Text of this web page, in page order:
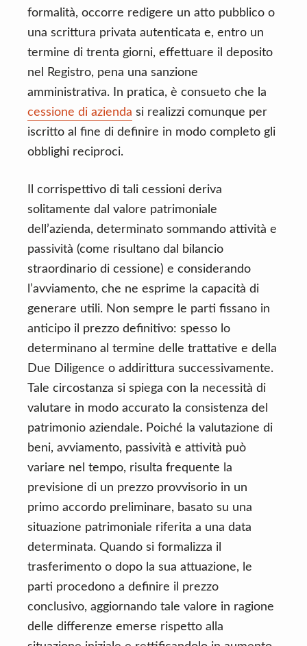
formalità, occorre redigere un atto pubblico o
una scrittura privata autenticata e, entro un
termine di trenta giorni, effettuare il deposito
nel Registro, pena una sanzione
amministrativa. In pratica, è consueto che la
cessione di azienda si realizzi comunque per
iscritto al fine di definire in modo completo gli
obblighi reciproci.
Il corrispettivo di tali cessioni deriva
solitamente dal valore patrimoniale
dell’azienda, determinato sommando attività e
passività (come risultano dal bilancio
straordinario di cessione) e considerando
l’avviamento, che ne esprime la capacità di
generare utili. Non sempre le parti fissano in
anticipo il prezzo definitivo: spesso lo
determinano al termine delle trattative e della
Due Diligence o addirittura successivamente.
Tale circostanza si spiega con la necessità di
valutare in modo accurato la consistenza del
patrimonio aziendale. Poiché la valutazione di
beni, avviamento, passività e attività può
variare nel tempo, risulta frequente la
previsione di un prezzo provvisorio in un
primo accordo preliminare, basato su una
situazione patrimoniale riferita a una data
determinata. Quando si formalizza il
trasferimento o dopo la sua attuazione, le
parti procedono a definire il prezzo
conclusivo, aggiornando tale valore in ragione
delle differenze emerse rispetto alla